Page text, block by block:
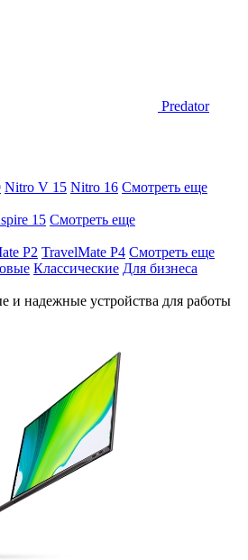
Predator
Nitro V 15 Nitro 16 Смотреть еще
15 Смотреть еще
P2 TravelMate P4 Смотреть еще
Классические Для бизнеса
и надежные устройства для работы